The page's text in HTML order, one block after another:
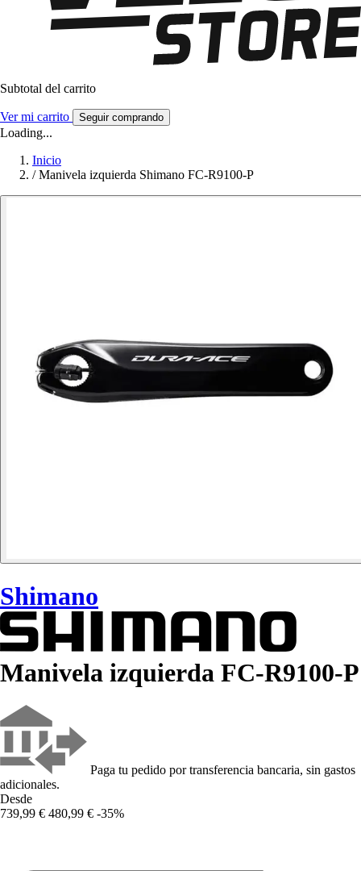
Subtotal del carrito
Ver mi carrito Seguir comprando
Loading...
Inicio
/ Manivela izquierda Shimano FC-R9100-P
Shimano
Manivela izquierda FC-R9100-P
Paga tu pedido por transferencia bancaria, sin gastos
adicionales.
Desde
739,99 € 480,99 € -35%